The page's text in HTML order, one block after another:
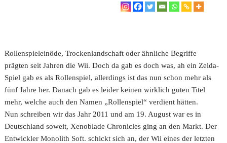
Rollenspieleinöde, Trockenlandschaft oder ähnliche Begriffe
prägten seit Jahren die Wii. Doch da gab es doch was, ah ein Zelda-
Spiel gab es als Rollenspiel, allerdings ist das nun schon mehr als
fünf Jahre her. Danach gab es leider keinen wirklich guten Titel
mehr, welche auch den Namen „Rollenspiel“ verdient hätten.
Nun schreiben wir das Jahr 2011 und am 19. August war es in
Deutschland soweit, Xenoblade Chronicles ging an den Markt. Der
Entwickler Monolith Soft. schickt sich an, der Wii eines der letzten